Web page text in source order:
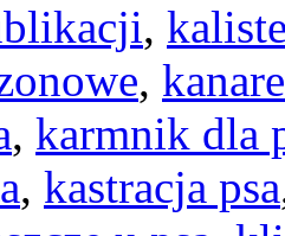
,
,
, karmnik dla
, kastracja psa